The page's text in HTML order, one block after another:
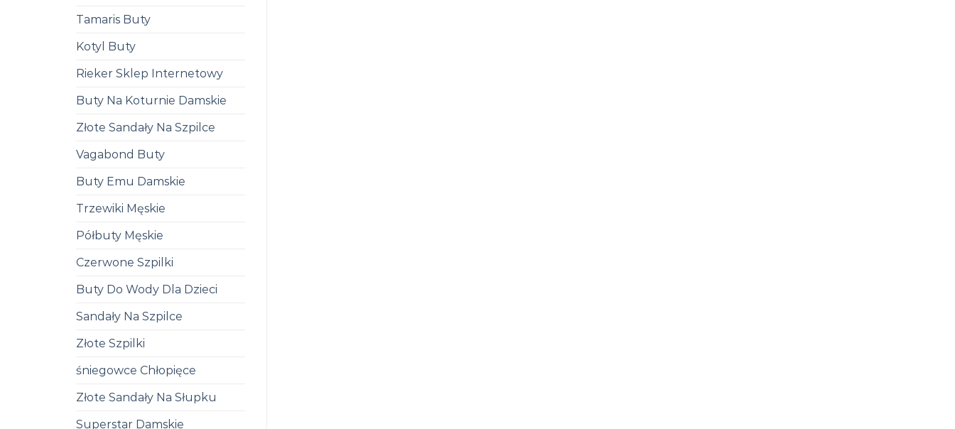
Tamaris Buty
Kotyl Buty
Rieker Sklep Internetowy
Buty Na Koturnie Damskie
Złote Sandały Na Szpilce
Vagabond Buty
Buty Emu Damskie
Trzewiki Męskie
Półbuty Męskie
Czerwone Szpilki
Buty Do Wody Dla Dzieci
Sandały Na Szpilce
Złote Szpilki
śniegowce Chłopięce
Złote Sandały Na Słupku
Superstar Damskie